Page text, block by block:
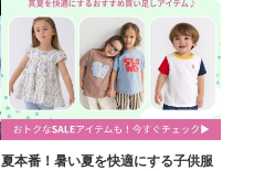
夏本番！暑い夏を快適にする子供服